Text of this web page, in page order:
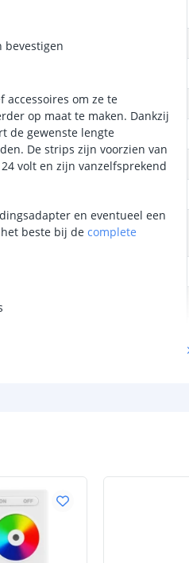
bevestigen
om ze te
op maat te maken. Dankzij
de gewenste lengte
De strips zijn voorzien van
volt en zijn vanzelfsprekend
en eventueel een
beste bij de complete